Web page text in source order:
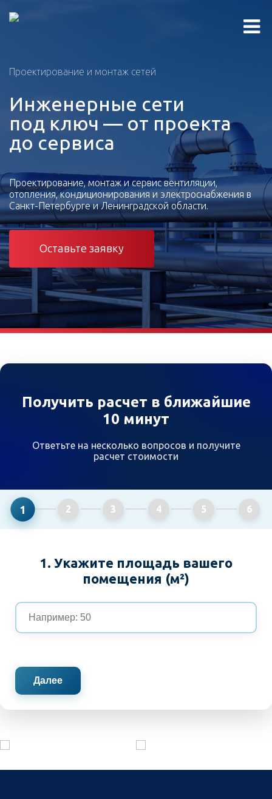
Проектирование и монтаж сетей
Инженерные сети
под ключ — от проекта
до сервиса
Проектирование, монтаж и сервис вентиляции,
отопления, кондиционирования и электроснабжения в
Санкт-Петербурге и Ленинградской области.
Оставьте заявку
Получить расчет в ближайшие
10 минут
Ответьте на несколько вопросов и получите
расчет стоимости
1 2 3 4 5 6
1. Укажите площадь вашего
помещения (м²)
Далее